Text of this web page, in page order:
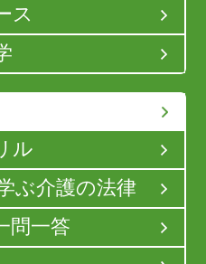
ス
ル
ぶ介護の法律
問一答